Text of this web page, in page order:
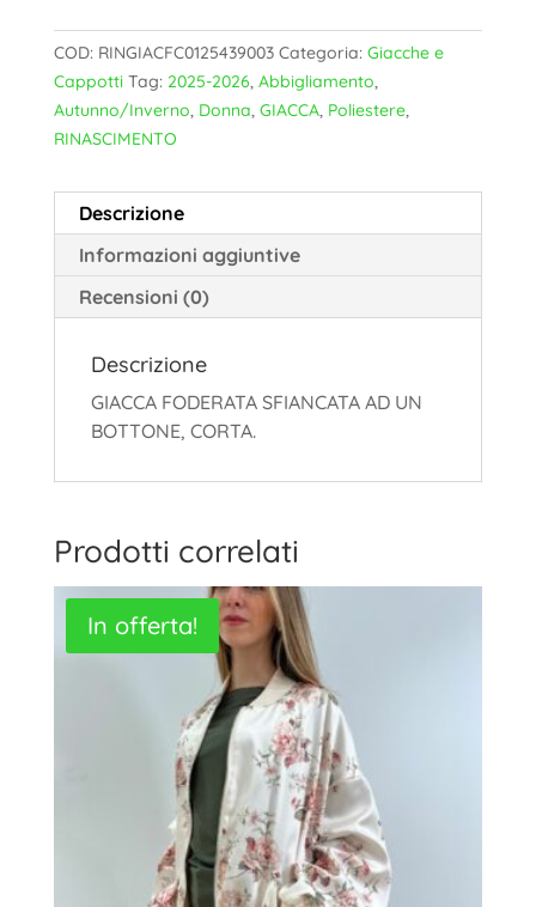
COD: RINGIACFC0125439003 Categoria: Giacche e
Cappotti Tag: 2025-2026, Abbigliamento,
Autunno/Inverno, Donna, GIACCA, Poliestere,
RINASCIMENTO
Descrizione
Informazioni aggiuntive
Recensioni (0)
Descrizione
GIACCA FODERATA SFIANCATA AD UN
BOTTONE, CORTA.
Prodotti correlati
In offerta!